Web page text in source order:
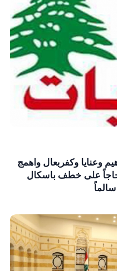
وعنايا وكفربعال واهمج
على خطف باسكال